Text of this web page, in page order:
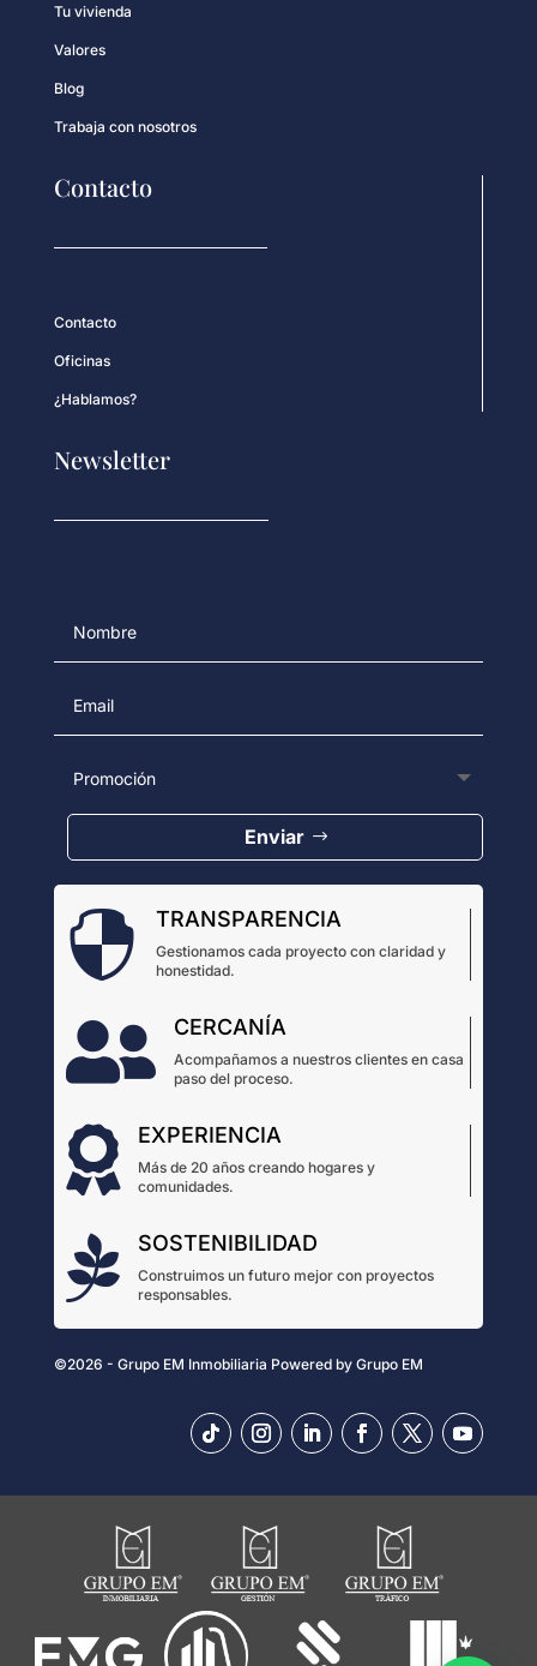
Tu vivienda
Valores
Blog
Trabaja con nosotros
Contacto
Contacto
Oficinas
¿Hablamos?
Newsletter
Enviar
 TRANSPARENCIA
Gestionamos cada proyecto con claridad y
honestidad.
 CERCANÍA
Acompañamos a nuestros clientes en casa
paso del proceso.
 EXPERIENCIA
Más de 20 años creando hogares y
comunidades.
 SOSTENIBILIDAD
Construimos un futuro mejor con proyectos
responsables.
©2026 - Grupo EM Inmobiliaria Powered by Grupo EM